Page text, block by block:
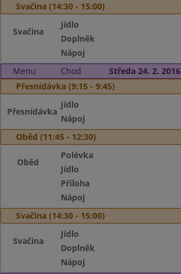
Svačina (14:30 - 15:00)
Svačina
Jídlo
Doplněk
Nápoj
Menu
Chod
Středa 24. 2. 2016
Přesnídávka (9:15 - 9:45)
Přesnídávka
Jídlo
Nápoj
Oběd (11:45 - 12:30)
Oběd
Polévka
Jídlo
Příloha
Nápoj
Svačina (14:30 - 15:00)
Svačina
Jídlo
Doplněk
Nápoj